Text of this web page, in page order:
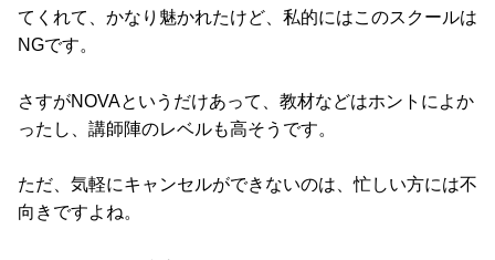
てくれて、かなり魅かれたけど、私的にはこのスクールは
NGです。
さすがNOVAというだけあって、教材などはホントによか
ったし、講師陣のレベルも高そうです。
ただ、気軽にキャンセルができないのは、忙しい方には不
向きですよね。